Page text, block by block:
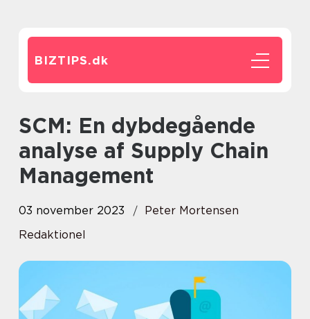
BIZTIPS.dk
SCM: En dybdegående
analyse af Supply Chain
Management
03 november 2023
Peter Mortensen
Redaktionel